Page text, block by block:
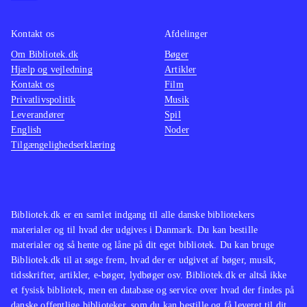
velkendte Singstar koncept. Men
netop det velkendte sangrepertoire vil
nok gøre det populært i de danske
stuer på tværs af aldersgrupper
Singstar konceptet er trods mange år
på bagen og begrænset udvikling af
gameplay siden fremkomsten stadig
med en sangstjerne i maven.
Bibliotek.dk er en samlet indgang til alle danske bibliotekers
materialer og til hvad der udgives i Danmark. Du kan bestille
materialer og så hente og låne på dit eget bibliotek. Du kan bruge
Bibliotek.dk til at søge frem, hvad der er udgivet af bøger, musik,
tidsskrifter, artikler, e-bøger, lydbøger osv. Bibliotek.dk er altså ikke
et fysisk bibliotek, men en database og service over hvad der findes på
Kontakt os
Om Bibliotek.dk
Hjælp og vejledning
Kontakt os
Privatlivspolitik
Leverandører
English
Tilgængelighedserklæring
Afdelinger
Bøger
Artikler
Film
Musik
Spil
Noder